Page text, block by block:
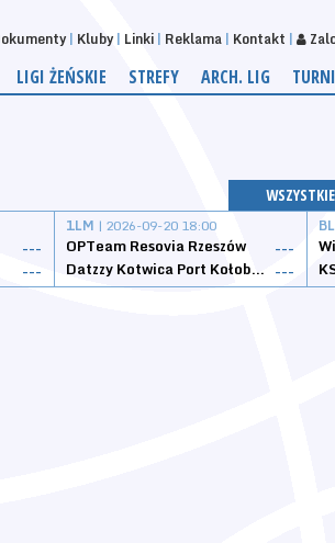
Kluby Linki Reklama Kontakt
LIGI ŻEŃSKIE STREFY ARCH. LIG
---
---
1LM | 2026-09-20 18:00
OPTeam Resovia Rzeszów
---
Datzzy Kotwica Port Kołobrzeg ---